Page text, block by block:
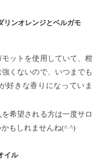
リンオレンジとベルガモ
ットを使用していて、柑
くないので、いつまでも
好きな香りになっていま
希望される方は一度サロ
もしれませんね(^ ^)
イル